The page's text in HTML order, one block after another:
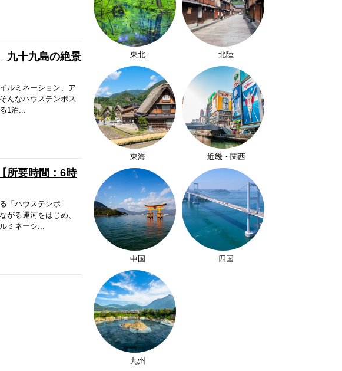
九十九島の絶景
ルミネーション、ア
んなハウステンボス
1泊...
所要時間：6時
「ハウステンボ
がる運河をはじめ、
ミネーシ...
東北 北陸
東海 近畿・関西
中国 四国
九州